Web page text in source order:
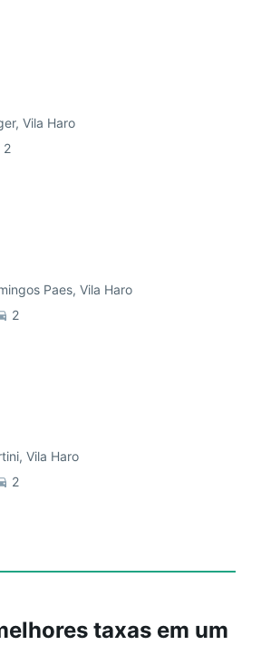
taxas em um
Vila Haro
2
Paes, Vila Haro
2
Vila Haro
2